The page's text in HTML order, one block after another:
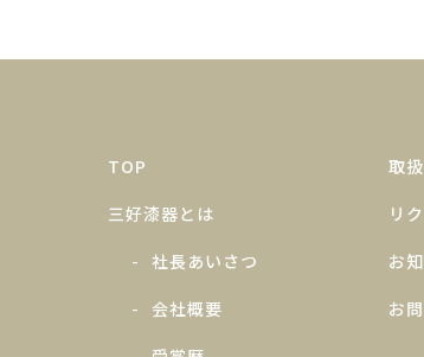
TOP
三好漆器とは
社長あいさつ
会社概要
取
リ
お
お